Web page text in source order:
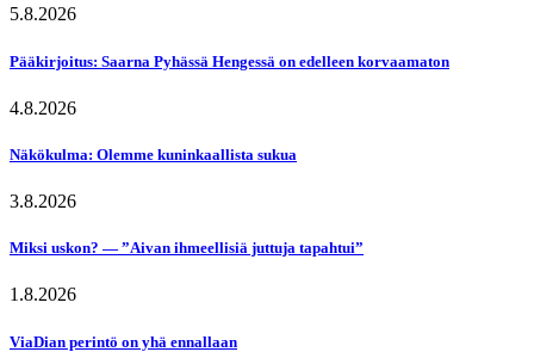
5.8.2026
Pääkirjoitus: Saarna Pyhässä Hengessä on edelleen korvaamaton
4.8.2026
Näkökulma: Olemme kuninkaallista sukua
3.8.2026
Miksi uskon? — ”Aivan ihmeellisiä juttuja tapahtui”
1.8.2026
ViaDian perintö on yhä ennallaan